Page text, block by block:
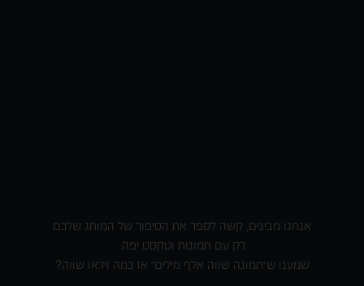
אנחנו מבינים, קשה לספר את הסיפור של המותג שלכם
רק עם תמונות וטקסט יפה.
שמענו ש״תמונה שווה אלף מילים״ אז כמה וידאו שווה?